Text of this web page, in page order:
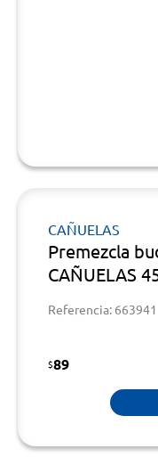
CAÑUELAS
Premezcla
CAÑUELAS
Referencia: 663941
$89